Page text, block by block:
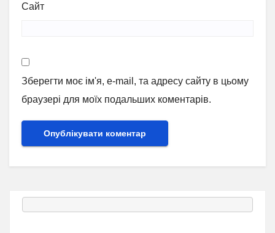
Сайт
Зберегти моє ім'я, e-mail, та адресу сайту в цьому
браузері для моїх подальших коментарів.